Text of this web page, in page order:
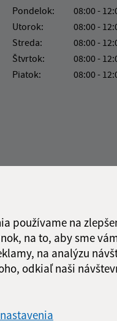
používame na
na to, aby sme
na analýzu
odkiaľ naši
Pondelok:
08:00 -
Utorok:
08:00 -
Streda:
08:00 -
Štvrtok:
08:00 -
Piatok:
08:00 -